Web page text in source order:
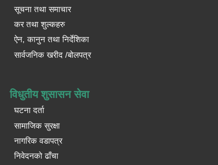
सूचना तथा समाचार
कर तथा शुल्कहरु
ऐन, कानुन तथा निर्देशिका
सार्वजनिक खरीद /बोलपत्र
विधुतीय शुसासन सेवा
घटना दर्ता
सामाजिक सुरक्षा
नागरिक वडापत्र
निवेदनको ढाँचा